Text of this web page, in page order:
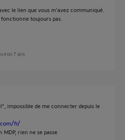
le lien que vous m'avez communiqué.
toujours pas.
7 ans
impossible de me connecter depuis le
fr/
rien ne se passe